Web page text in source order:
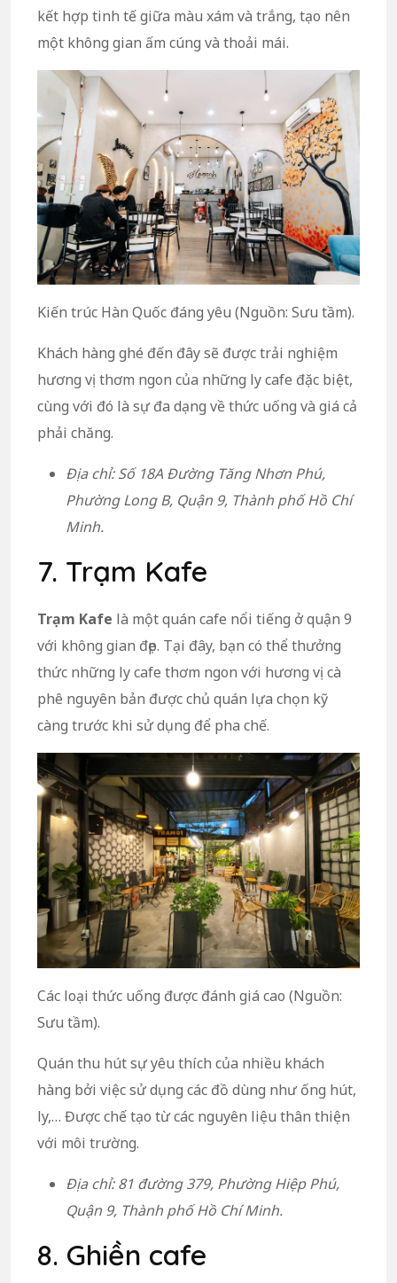
kết hợp tinh tế giữa màu xám và trắng, tạo nên
một không gian ấm cúng và thoải mái.
Kiến trúc Hàn Quốc đáng yêu (Nguồn: Sưu tầm).
Khách hàng ghé đến đây sẽ được trải nghiệm
hương vị thơm ngon của những ly cafe đặc biệt,
cùng với đó là sự đa dạng về thức uống và giá cả
phải chăng.
Địa chỉ: Số 18A Đường Tăng Nhơn Phú,
Phường Long B, Quận 9, Thành phố Hồ Chí
Minh.
7. Trạm Kafe
Trạm Kafe là một quán cafe nổi tiếng ở quận 9
với không gian đẹp. Tại đây, bạn có thể thưởng
thức những ly cafe thơm ngon với hương vị cà
phê nguyên bản được chủ quán lựa chọn kỹ
càng trước khi sử dụng để pha chế.
Các loại thức uống được đánh giá cao (Nguồn:
Sưu tầm).
Quán thu hút sự yêu thích của nhiều khách
hàng bởi việc sử dụng các đồ dùng như ống hút,
ly,… Được chế tạo từ các nguyên liệu thân thiện
với môi trường.
Địa chỉ: 81 đường 379, Phường Hiệp Phú,
Quận 9, Thành phố Hồ Chí Minh.
8. Ghiền cafe